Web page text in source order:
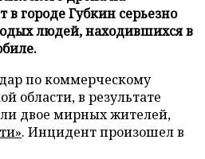
городе Губкин серьезно
людей, находившихся в
по коммерческому
области, в результате
двое мирных жителей,
. Инцидент произошел в